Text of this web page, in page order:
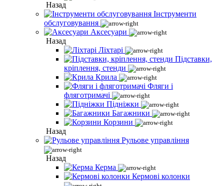
Назад
Інструменти
обслуговування
Аксесуари
Назад
Ліхтарі
Підставки,
кріплення, стенди
Крила
Фляги і
фляготримачі
Підніжки
Багажники
Корзини
Назад
Рульове управління
Назад
Керма
Кермові колонки